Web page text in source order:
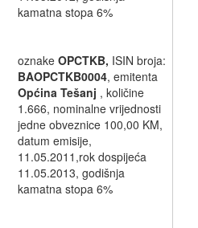
kamatna stopa 6%
oznake OPCTKB, ISIN broja:
BAOPCTKB0004, emitenta
Općina Tešanj , količine
1.666, nominalne vrijednosti
jedne obveznice 100,00 KM,
datum emisije,
11.05.2011,rok dospijeća
11.05.2013, godišnja
kamatna stopa 6%